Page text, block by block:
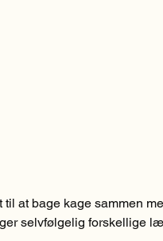
at bage kage sammen
selvfølgelig forskellige